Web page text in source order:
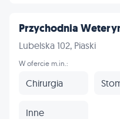
Przychodnia
Lubelska 102, Piaski
W ofercie m.in.:
Chirurgia
Inne